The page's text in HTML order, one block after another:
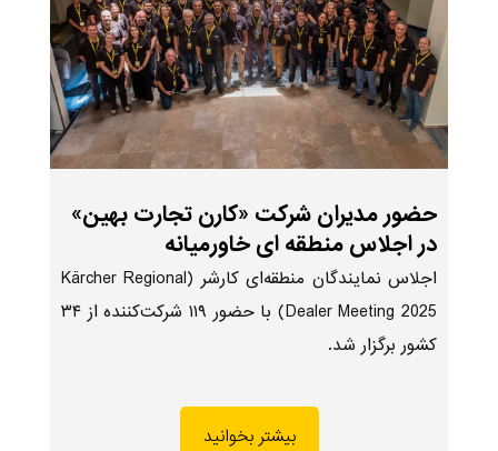
حضور مدیران شرکت «کارن تجارت بهین»
در اجلاس منطقه ای خاورمیانه
اجلاس نمایندگان منطقه‌ای کارشر (Kärcher Regional
Dealer Meeting 2025) با حضور ۱۱۹ شرکت‌کننده از ۳۴
کشور برگزار شد.
بیشتر بخوانید